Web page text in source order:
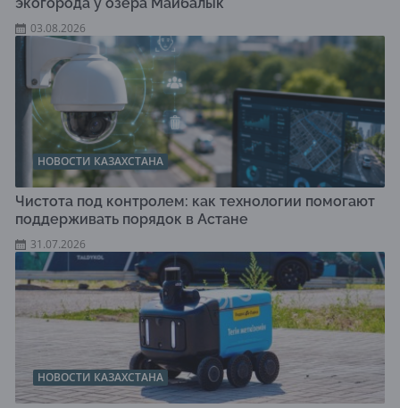
03.08.2026
НОВОСТИ КАЗАХСТАНА
Чистота под контролем: как технологии помогают
поддерживать порядок в Астане
31.07.2026
НОВОСТИ КАЗАХСТАНА